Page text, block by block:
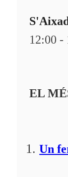
12:00 -
EL
Un